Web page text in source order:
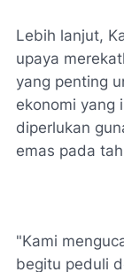
Lebih lanjut,
upaya
yang penting
ekonomi yang
diperlukan
emas pada
"Kami
begitu peduli